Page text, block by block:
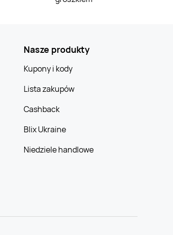
Nasze produkty
Kupony i kody
Lista zakupów
Cashback
Blix Ukraine
Niedziele handlowe